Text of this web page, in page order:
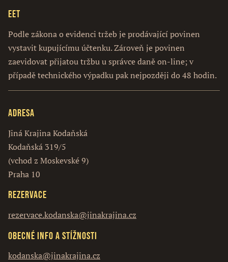
EET
Podle zákona o evidenci tržeb je prodávající povinen
vystavit kupujícímu účtenku. Zároveň je povinen
zaevidovat přijatou tržbu u správce daně on-line; v
případě technického výpadku pak nejpozději do 48 hodin.
Adresa
Jiná Krajina Kodaňská
Kodaňská 319/5
(vchod z Moskevské 9)
Praha 10
Rezervace
rezervace.kodanska@jinakrajina.cz
Obecné info a stížnosti
kodanska@jinakrajina.cz